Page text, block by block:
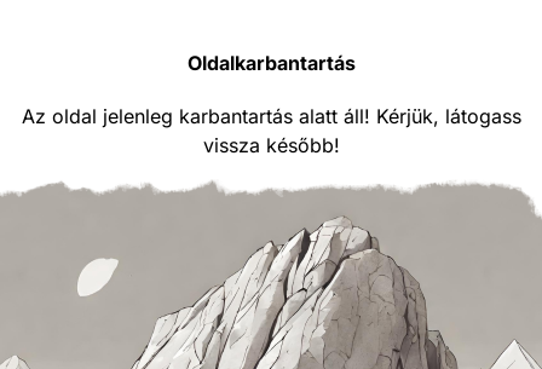
Oldalkarbantartás
Az oldal jelenleg karbantartás alatt áll! Kérjük, látogass
vissza később!